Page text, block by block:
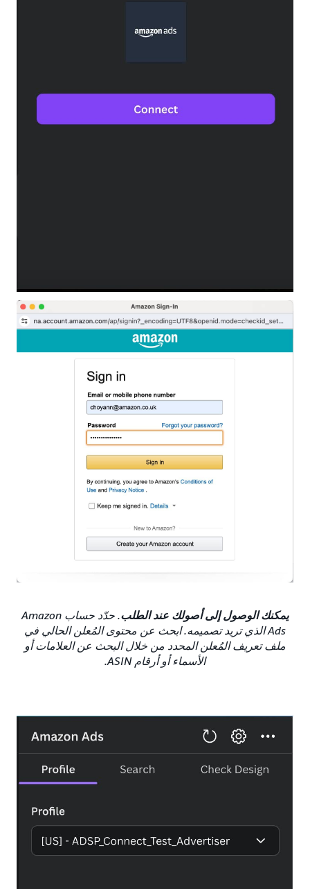
يمكنك الوصول إلى أصولك عند الطلب
. حدّد حساب Amazon
Ads الذي تريد تصميمه. ابحث عن محتوى المُعلن الحالي في
ملف تعريف المُعلن المحدد من خلال البحث عن العلامات أو
الأسماء أو أرقام ASIN.